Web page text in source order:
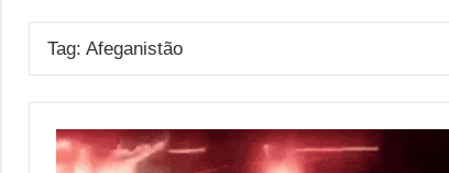
Tag: Afeganistão